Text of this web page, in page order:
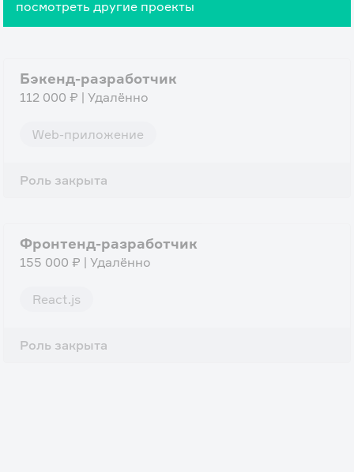
посмотреть другие проекты
Бэкенд-разработчик
112 000 ₽ | Удалённо
Web-приложение
Роль закрыта
Фронтенд-разработчик
155 000 ₽ | Удалённо
React.js
Роль закрыта